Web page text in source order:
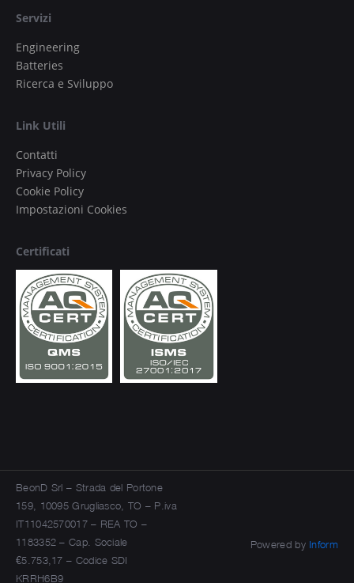
Servizi
Engineering
Batteries
Ricerca e Sviluppo
Link Utili
Contatti
Privacy Policy
Cookie Policy
Impostazioni Cookies
Certificati
BeonD Srl – Strada del Portone
159, 10095 Grugliasco, TO – P.iva
IT11042570017 – REA TO –
1183352 – Cap. Sociale
€5.753,17 – Codice SDI
KRRH6B9
Powered by Inform